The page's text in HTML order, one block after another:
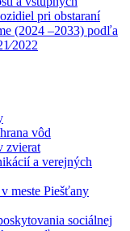
pri obstaraní
(2024 –2033) podľa
vôd
zvierat
a verejných
meste Piešťany
sociálnej